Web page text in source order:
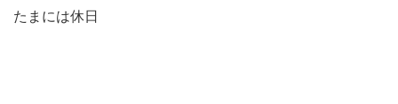
たまには休日